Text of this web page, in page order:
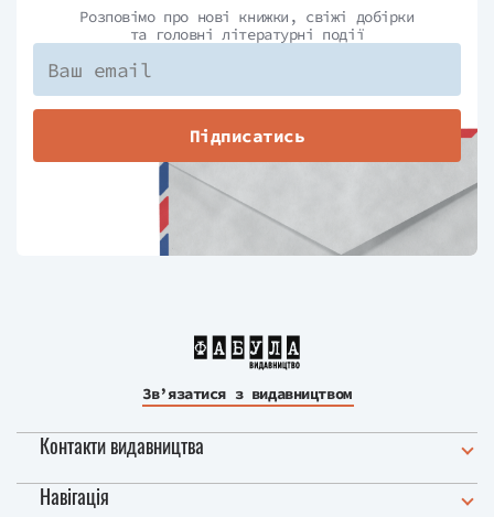
Розповімо про нові книжки, свіжі добірки
та головні літературні події
Підписатись
Зв’язатися з видавництвом
Контакти видавництва
Навігація